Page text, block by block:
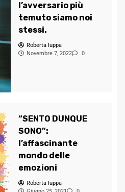
l’avversario più
temuto siamo noi
stessi.
Roberta Iuppa
Novembre 7, 2022
0
“SENTO DUNQUE
SONO”:
l’affascinante
mondo delle
emozioni
Roberta Iuppa